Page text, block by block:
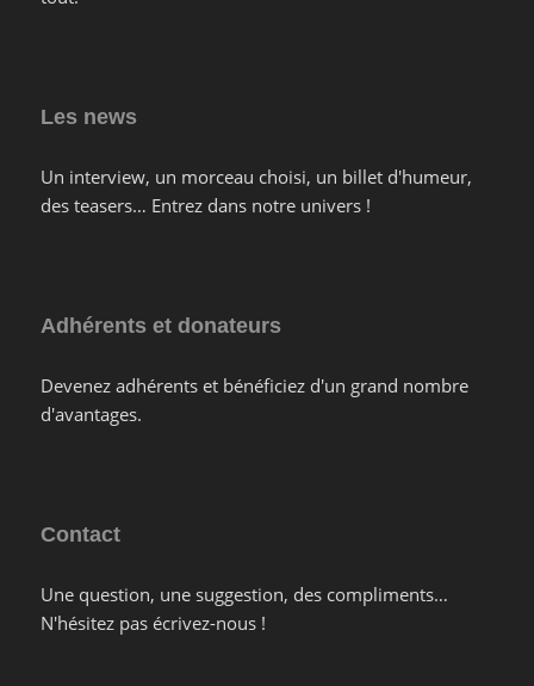
Les news
Un interview, un morceau choisi, un billet d'humeur,
des teasers… Entrez dans notre univers !
Adhérents et donateurs
Devenez adhérents et bénéficiez d'un grand nombre
d'avantages.
Contact
Une question, une suggestion, des compliments…
N'hésitez pas écrivez-nous !